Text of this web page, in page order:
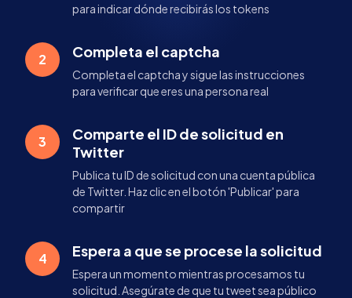
para indicar dónde recibirás los tokens
2 Completa el captcha
Completa el captcha y sigue las instrucciones
para verificar que eres una persona real
3
Comparte el ID de solicitud en
Twitter
Publica tu ID de solicitud con una cuenta pública
de Twitter. Haz clic en el botón 'Publicar' para
compartir
4 Espera a que se procese la solicitud
Espera un momento mientras procesamos tu
solicitud. Asegúrate de que tu tweet sea público